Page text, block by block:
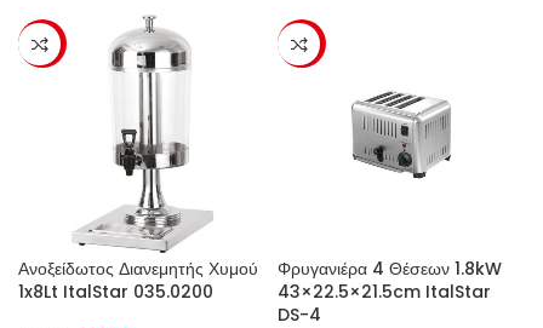
-23%
Ανοξείδωτος Διανεμητής Χυμού
1x8Lt ItalStar 035.0200
-23%
Φρυγανιέρα 4 Θέσεων 1.8kW
43×22.5×21.5cm ItalStar
DS-4